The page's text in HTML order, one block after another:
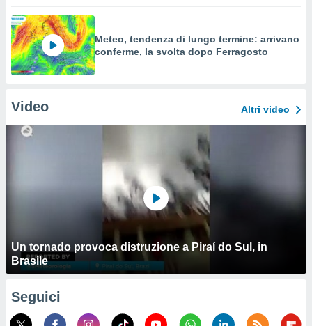
Meteo, tendenza di lungo termine: arrivano
conferme, la svolta dopo Ferragosto
Video Altri video
Un tornado provoca distruzione a Piraí do Sul, in
Brasile
Seguici